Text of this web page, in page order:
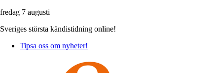
fredag 7 augusti
Sveriges största kändistidning online!
Tipsa oss om nyheter!